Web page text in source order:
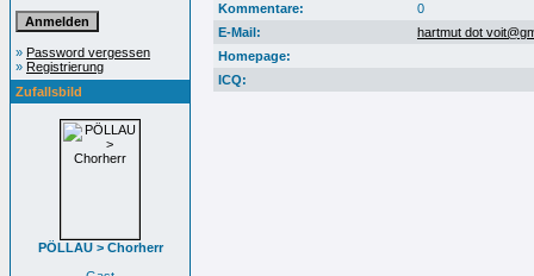
» Password vergessen
» Registrierung
Zufallsbild
PÖLLAU > Chorherr
Kommentare:
0
E-Mail:
hartmut dot
Homepage:
ICQ: